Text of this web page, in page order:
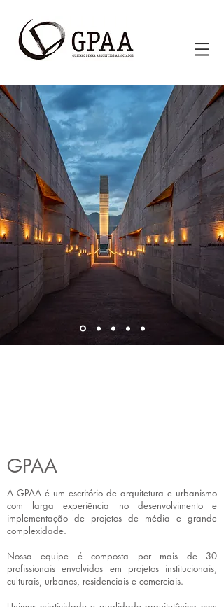
GPAA
A GPAA é um escritório de arquitetura e urbanismo
com larga experiência no desenvolvimento e
implementação de projetos de média e grande
complexidade.
Nossa equipe é composta por mais de 30
profissionais envolvidos em projetos institucionais,
culturais, urbanos, residenciais e comerciais.